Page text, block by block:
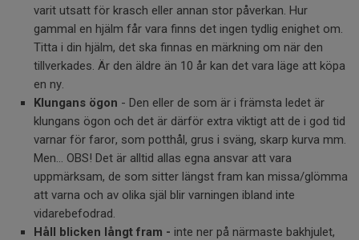
varit utsatt för krasch eller annan stor påverkan. Hur
gammal en hjälm får vara finns det ingen tydlig enighet om.
Titta i din hjälm, det ska finnas en märkning om när den
tillverkades. Är den äldre än 10 år kan det vara läge att köpa
en ny.
Klungans ögon - Den eller de som är i främsta ledet är
klungans ögon och det är därför extra viktigt att de i god tid
varnar för faror, som potthål, grus i sväng, skarp kurva mm.
Men… OBS! Det är alltid allas egna ansvar att vara
uppmärksam, de som sitter längst fram kan missa/glömma
att varna och av olika själ blir varningen ibland inte
vidarebefodrad.
Håll blicken långt fram - inte ner på närmaste bakhjulet,